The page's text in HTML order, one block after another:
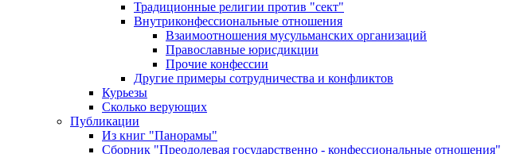
Традиционные религии против "сект"
Внутриконфессиональные отношения
Взаимоотношения мусульманских организаций
Православные юрисдикции
Прочие конфессии
Другие примеры сотрудничества и конфликтов
Курьезы
Сколько верующих
Публикации
Из книг "Панорамы"
Сборник "Преодолевая государственно - конфессиональные отношения"